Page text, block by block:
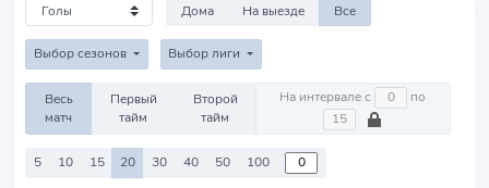
Дома На выезде Все
Выбор сезонов Выбор лиги
Весь
матч
Первый
тайм
Второй
тайм
На интервале с по
5 10 15 20 30 40 50 100